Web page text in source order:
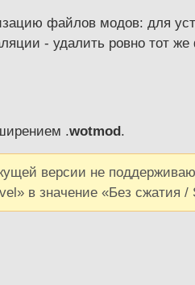
файлов модов: для
- удалить ровно тот
.wotmod.
версии не
в значение «Без сжатия /